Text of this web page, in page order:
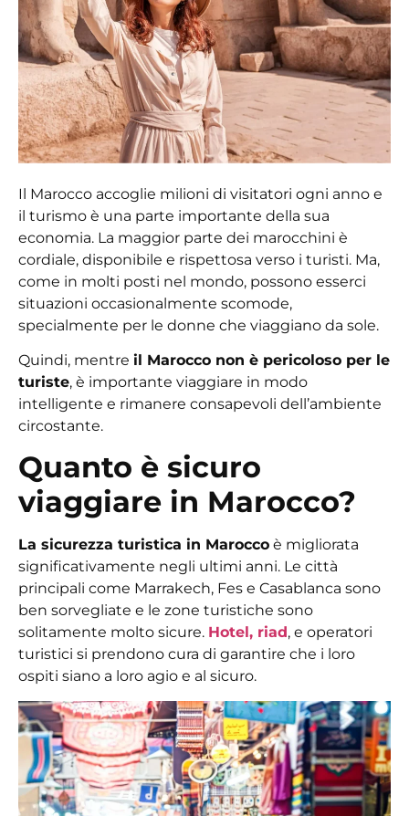
Il Marocco accoglie milioni di visitatori ogni anno e
il turismo è una parte importante della sua
economia. La maggior parte dei marocchini è
cordiale, disponibile e rispettosa verso i turisti. Ma,
come in molti posti nel mondo, possono esserci
situazioni occasionalmente scomode,
specialmente per le donne che viaggiano da sole.
Quindi, mentre il Marocco non è pericoloso per le
turiste, è importante viaggiare in modo
intelligente e rimanere consapevoli dell’ambiente
circostante.
Quanto è sicuro
viaggiare in Marocco?
La sicurezza turistica in Marocco è migliorata
significativamente negli ultimi anni. Le città
principali come Marrakech, Fes e Casablanca sono
ben sorvegliate e le zone turistiche sono
solitamente molto sicure. Hotel, riad, e operatori
turistici si prendono cura di garantire che i loro
ospiti siano a loro agio e al sicuro.